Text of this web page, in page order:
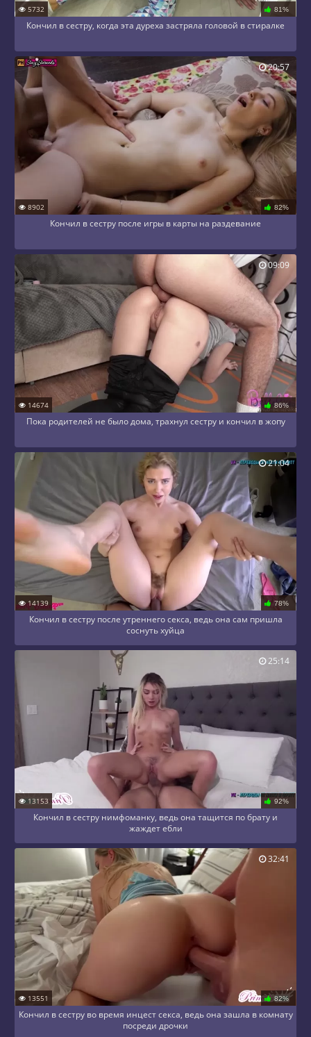
5732 81%
Кончил в сестру, когда эта дуреха застряла головой в стиралке
8902 82%
Кончил в сестру после игры в карты на раздевание
20:57
14674 86%
Пока родителей не было дома, трахнул сестру и кончил в жопу
09:09
14139 78%
Кончил в сестру после утреннего секса, ведь она сам пришла
соснуть хуйца
21:04
13153 92%
Кончил в сестру нимфоманку, ведь она тащится по брату и
жаждет ебли
25:14
13551 82%
Кончил в сестру во время инцест секса, ведь она зашла в комнату
посреди дрочки
32:41